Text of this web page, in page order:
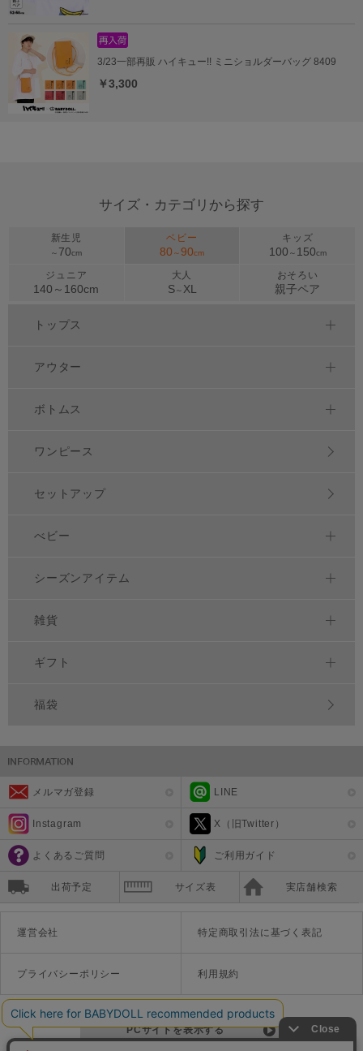
3/23一部再販 ハイキュー!! ミニショルダーバッグ 8409
￥3,300
サイズ・カテゴリから探す
新生児
～ 70cm
ベビー
80 ～90cm
キッズ
100 ～ 150cm
ジュニア
140～ 160cm
大人
S～ XL
おそろい
親子ペア
トップス
アウター
ボトムス
ワンピース
セットアップ
べビー
シーズンアイテム
雑貨
ギフト
福袋
メルマガ登録 LINE
Instagram X（旧Twitter）
よくあるご質問 ご利用ガイド
出荷予定 サイズ表 実店舗検索
運営会社 特定商取引法に基づく表記
プライバシーポリシー 利用規約
PCサイトを表示する